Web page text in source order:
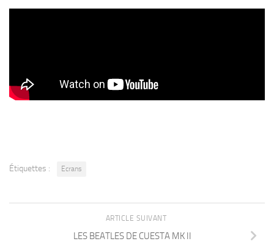
Étiquettes : Ecrans
ARTICLE SUIVANT
LES BEATLES DE CUESTA MK II